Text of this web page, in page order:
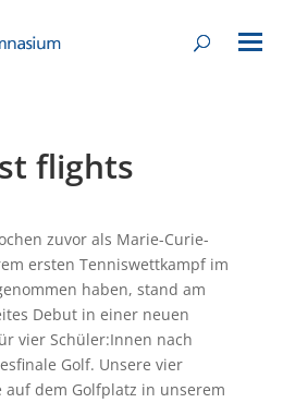
flights
zuvor als Marie-Curie-
ersten Tenniswettkampf im
haben, stand am
Debut in einer neuen
vier Schüler:Innen nach
Golf. Unsere vier
auf dem Golfplatz in unserem